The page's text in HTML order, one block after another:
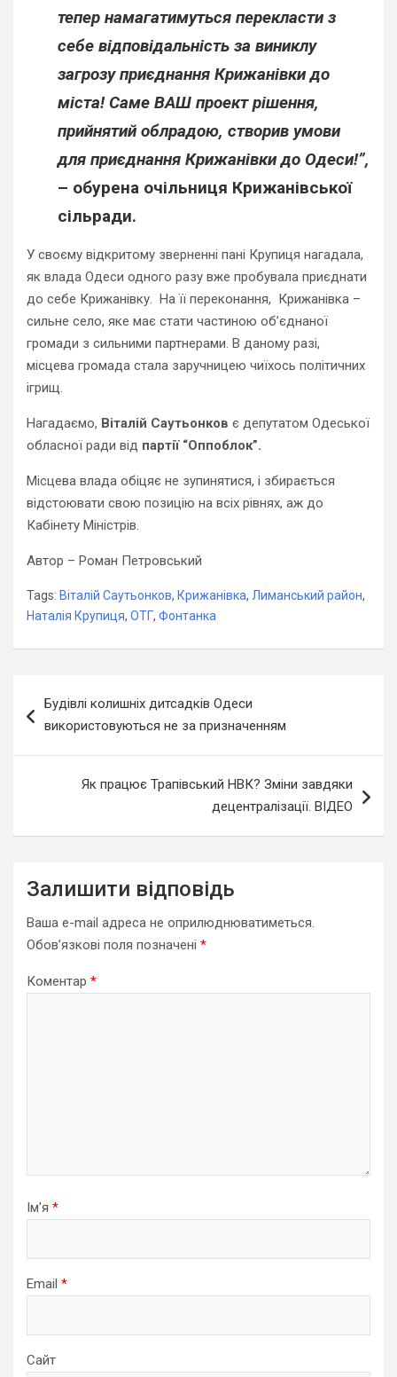
тепер намагатимуться перекласти з
себе відповідальність за виниклу
загрозу приєднання Крижанівки до
міста! Саме ВАШ проект рішення,
прийнятий облрадою, створив умови
для приєднання Крижанівки до Одеси!”,
– обурена очільниця Крижанівської
сільради.
У своєму відкритому зверненні пані Крупиця нагадала,
як влада Одеси одного разу вже пробувала приєднати
до себе Крижанівку. На її переконання, Крижанівка –
сильне село, яке має стати частиною об’єднаної
громади з сильними партнерами. В даному разі,
місцева громада стала заручницею чиїхось політичних
ігрищ.
Нагадаємо, Віталій Саутьонков є депутатом Одеської
обласної ради від партії “Оппоблок”.
Місцева влада обіцяє не зупинятися, і збирається
відстоювати свою позицію на всіх рівнях, аж до
Кабінету Міністрів.
Автор – Роман Петровський
Tags: Віталій Саутьонков, Крижанівка, Лиманський район,
Наталія Крупиця, ОТГ, Фонтанка
записів
Будівлі колишніх дитсадків Одеси
використовуються не за призначенням
Як працює Трапівський НВК? Зміни завдяки
децентралізації. ВІДЕО
Залишити відповідь
Ваша e-mail адреса не оприлюднюватиметься.
Обов’язкові поля позначені *
Коментар *
Ім'я *
Email *
Сайт